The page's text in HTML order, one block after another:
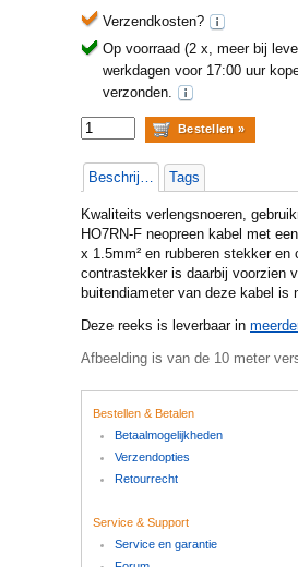
Verzendkosten?
Op voorraad (2 x, meer bij
werkdagen voor 17:00 uur
verzonden.
Beschrijving Tags
Kwaliteits verlengsnoeren,
HO7RN-F neopreen kabel met
x 1.5mm² en rubberen stekker en
contrastekker is daarbij voorzien
buitendiameter van deze kabel is
Deze reeks is leverbaar in
Afbeelding is van de 10 meter
Bestellen & Betalen
Betaalmogelijkheden
Verzendopties
Retourrecht
Service & Support
Service en garantie